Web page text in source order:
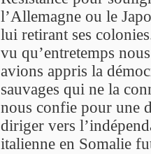
l’Allemagne ou le
lui retirant ses
vu qu’entretemps
avions appris la
sauvages qui ne la
nous confie pour une
diriger vers
italienne en Somalie